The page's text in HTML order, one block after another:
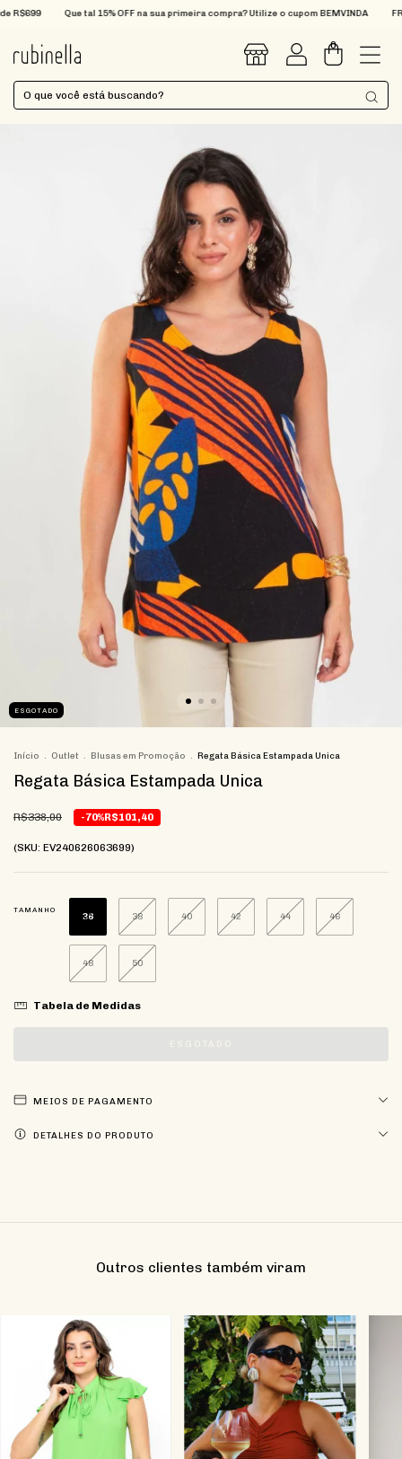
Que tal 15% OFF na sua primeira compra? Utilize o cupom BEMVINDA
0
ESGOTADO
Início . Outlet . Blusas em Promoção . Regata Básica Estampada Unica
Regata Básica Estampada Unica
R$338,00 -70%R$101,40
(SKU: EV240626063699)
TAMANHO
36 38 40 42 44 46
48 50
Tabela de Medidas
MEIOS DE PAGAMENTO
DETALHES DO PRODUTO
Outros clientes também viram